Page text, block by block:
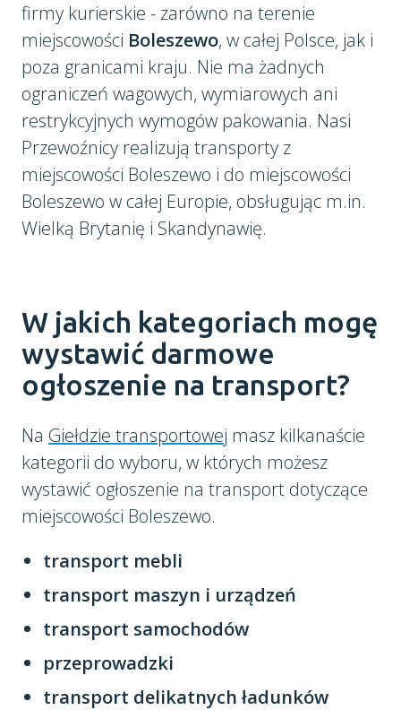
firmy kurierskie - zarówno na terenie
miejscowości Boleszewo, w całej Polsce, jak i
poza granicami kraju. Nie ma żadnych
ograniczeń wagowych, wymiarowych ani
restrykcyjnych wymogów pakowania. Nasi
Przewoźnicy realizują transporty z
miejscowości Boleszewo i do miejscowości
Boleszewo w całej Europie, obsługując m.in.
Wielką Brytanię i Skandynawię.
W jakich kategoriach mogę
wystawić darmowe
ogłoszenie na transport?
Na Giełdzie transportowej masz kilkanaście
kategorii do wyboru, w których możesz
wystawić ogłoszenie na transport dotyczące
miejscowości Boleszewo.
transport mebli
transport maszyn i urządzeń
transport samochodów
przeprowadzki
transport delikatnych ładunków